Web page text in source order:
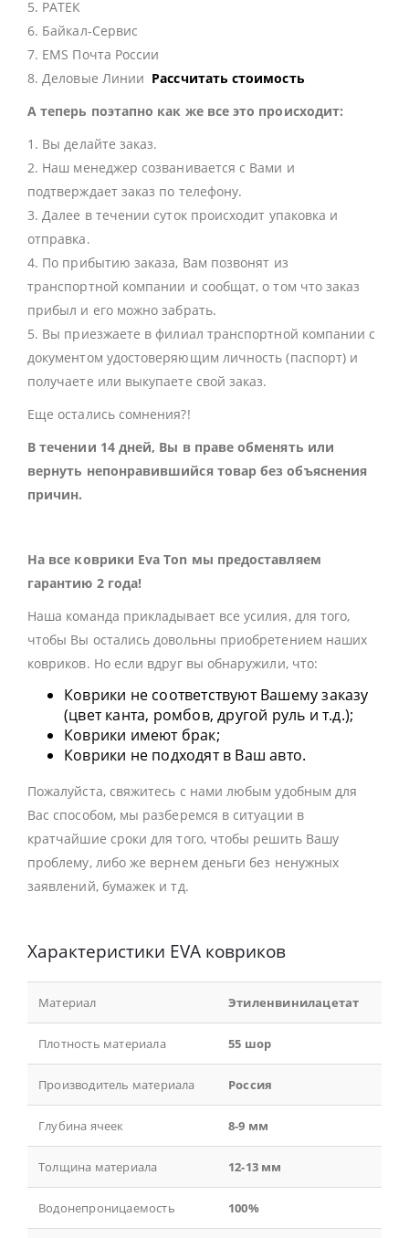
5. РАТЕК
6. Байкал-Сервис
7. EMS Почта России
8. Деловые Линии Рассчитать стоимость
А теперь поэтапно как же все это происходит:
1. Вы делайте заказ.
2. Наш менеджер созванивается с Вами и
подтверждает заказ по телефону.
3. Далее в течении суток происходит упаковка и
отправка.
4. По прибытию заказа, Вам позвонят из
транспортной компании и сообщат, о том что заказ
прибыл и его можно забрать.
5. Вы приезжаете в филиал транспортной компании с
документом удостоверяющим личность (паспорт) и
получаете или выкупаете свой заказ.
Еще остались сомнения?!
В течении 14 дней, Вы в праве обменять или
вернуть непонравившийся товар без объяснения
причин.
На все коврики Eva Ton мы предоставляем
гарантию 2 года!
Наша команда прикладывает все усилия, для того,
чтобы Вы остались довольны приобретением наших
ковриков. Но если вдруг вы обнаружили, что:
Коврики не соответствуют Вашему заказу
(цвет канта, ромбов, другой руль и т.д.);
Коврики имеют брак;
Коврики не подходят в Ваш авто.
Пожалуйста, свяжитесь с нами любым удобным для
Вас способом, мы разберемся в ситуации в
кратчайшие сроки для того, чтобы решить Вашу
проблему, либо же вернем деньги без ненужных
заявлений, бумажек и тд.
Характеристики EVA ковриков
Материал Этиленвинилацетат
Плотность материала 55 шор
Производитель материала Россия
Глубина ячеек 8-9 мм
Толщина материала 12-13 мм
Водонепроницаемость 100%